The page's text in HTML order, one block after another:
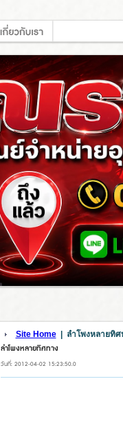
Site Home| ลำโพงหลายทิศ
ลำโพงหลายทิศทาง
วันที่: 2012-04-02 15:23:50.0